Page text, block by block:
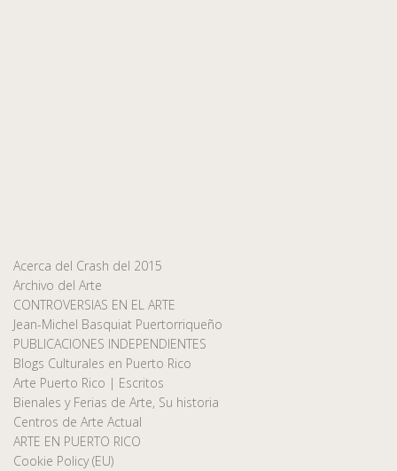
Acerca del Crash del 2015
Archivo del Arte
CONTROVERSIAS EN EL ARTE
Jean-Michel Basquiat Puertorriqueño
PUBLICACIONES INDEPENDIENTES
Blogs Culturales en Puerto Rico
Arte Puerto Rico | Escritos
Bienales y Ferias de Arte, Su historia
Centros de Arte Actual
ARTE EN PUERTO RICO
Cookie Policy (EU)